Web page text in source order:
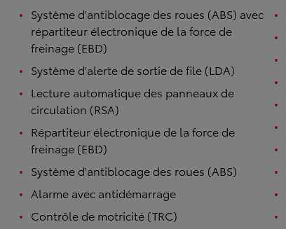
Système d'antiblocage des roues (ABS) avec
répartiteur électronique de la force de
freinage (EBD)
Système d'alerte de sortie de file (LDA)
Lecture automatique des panneaux de
circulation (RSA)
Répartiteur électronique de la force de
freinage (EBD)
Système d'antiblocage des roues (ABS)
Alarme avec antidémarrage
Contrôle de motricité (TRC)